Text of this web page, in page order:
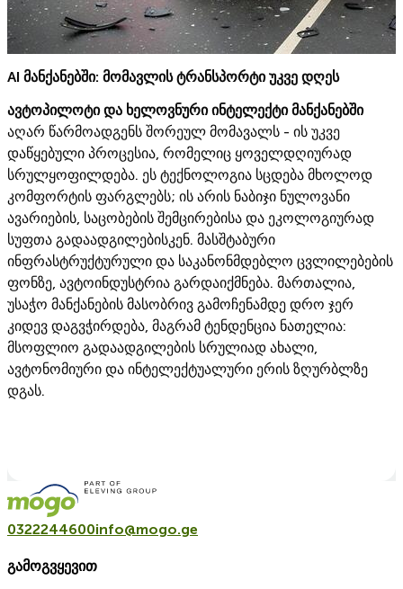
AI მანქანებში: მომავლის ტრანსპორტი უკვე დღეს
ავტოპილოტი და ხელოვნური ინტელექტი მანქანებში
აღარ წარმოადგენს შორეულ მომავალს - ის უკვე
დაწყებული პროცესია, რომელიც ყოველდღიურად
სრულყოფილდება. ეს ტექნოლოგია სცდება მხოლოდ
კომფორტის ფარგლებს; ის არის ნაბიჯი ნულოვანი
ავარიების, საცობების შემცირებისა და ეკოლოგიურად
სუფთა გადაადგილებისკენ. მასშტაბური
ინფრასტრუქტურული და საკანონმდებლო ცვლილებების
ფონზე, ავტოინდუსტრია გარდაიქმნება. მართალია,
უსაჭო მანქანების მასობრივ გამოჩენამდე დრო ჯერ
კიდევ დაგვჭირდება, მაგრამ ტენდენცია ნათელია:
მსოფლიო გადაადგილების სრულიად ახალი,
ავტონომიური და ინტელექტუალური ერის ზღურბლზე
დგას.
0322244600info@mogo.ge
გამოგვყევით